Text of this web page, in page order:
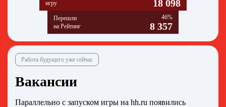
игру
18 098
Перешли
на Рейтинг
46%
8 357
Работа будущего уже сейчас
Вакансии
Параллельно с запуском игры на hh.ru появились